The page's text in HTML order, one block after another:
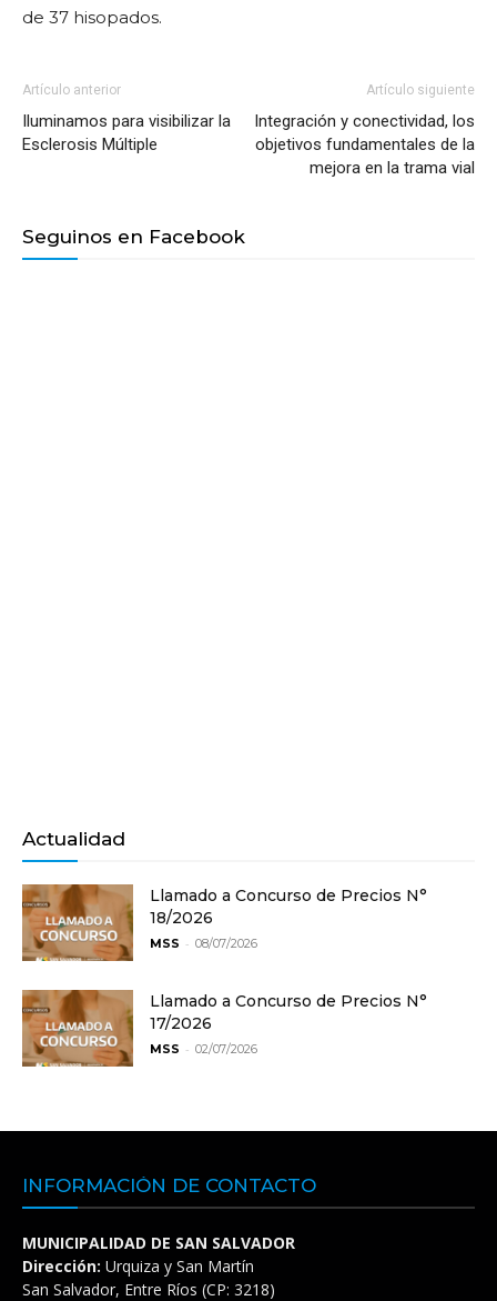
de 37 hisopados.
Artículo anterior
Iluminamos para visibilizar la
Esclerosis Múltiple
Artículo siguiente
Integración y conectividad, los
objetivos fundamentales de la
mejora en la trama vial
Seguinos en Facebook
Actualidad
Llamado a Concurso de Precios N°
18/2026
MSS - 08/07/2026
Llamado a Concurso de Precios N°
17/2026
MSS - 02/07/2026
INFORMACIÓN DE CONTACTO
MUNICIPALIDAD DE SAN SALVADOR
Dirección: Urquiza y San Martín
San Salvador, Entre Ríos (CP: 3218)